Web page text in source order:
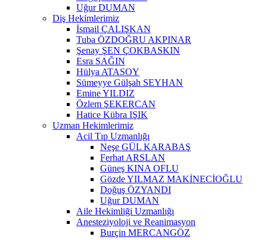
Uğur DUMAN
Diş Hekimlerimiz
İsmail ÇALIŞKAN
Tuba ÖZDOĞRU AKPINAR
Şenay ŞEN ÇOKBASKIN
Esra SAĞIN
Hülya ATASOY
Sümeyye Gülşah SEYHAN
Emine YILDIZ
Özlem ŞEKERCAN
Hatice Kübra IŞIK
Uzman Hekimlerimiz
Acil Tıp Uzmanlığı
Neşe GÜL KARABAŞ
Ferhat ARSLAN
Güneş KINA OFLU
Gözde YILMAZ MAKİNECİOĞLU
Doğuş ÖZYANDI
Uğur DUMAN
Aile Hekimliği Uzmanlığı
Anesteziyoloji ve Reanimasyon
Burçin MERCANGÖZ